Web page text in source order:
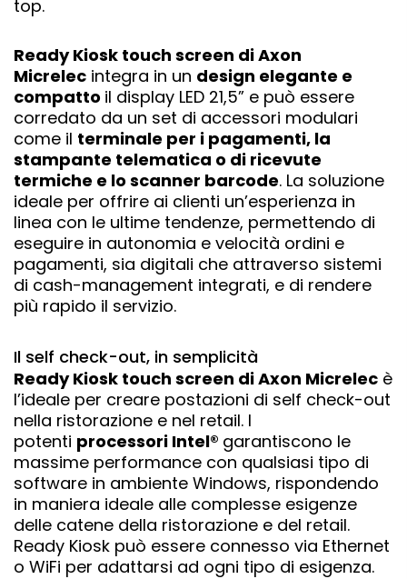
top.
Ready Kiosk touch screen di Axon
Micrelec integra in un design elegante e
compatto il display LED 21,5” e può essere
corredato da un set di accessori modulari
come il terminale per i pagamenti, la
stampante telematica o di ricevute
termiche e lo scanner barcode. La soluzione
ideale per offrire ai clienti un’esperienza in
linea con le ultime tendenze, permettendo di
eseguire in autonomia e velocità ordini e
pagamenti, sia digitali che attraverso sistemi
di cash-management integrati, e di rendere
più rapido il servizio.
Il self check-out, in semplicità
Ready Kiosk touch screen di Axon Micrelec è
l’ideale per creare postazioni di self check-out
nella ristorazione e nel retail. I
potenti processori Intel® garantiscono le
massime performance con qualsiasi tipo di
software in ambiente Windows, rispondendo
in maniera ideale alle complesse esigenze
delle catene della ristorazione e del retail.
Ready Kiosk può essere connesso via Ethernet
o WiFi per adattarsi ad ogni tipo di esigenza.